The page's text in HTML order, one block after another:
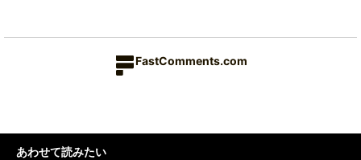
FastComments.com
あわせて読みたい